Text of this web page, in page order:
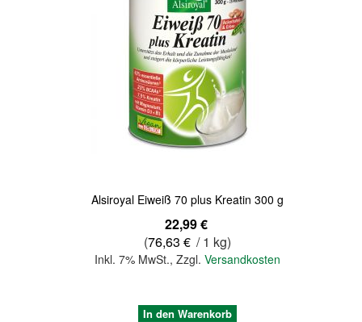
Alsiroyal Eiweiß 70 plus Kreatin 300 g
22,99 €
(76,63 € / 1 kg)
Inkl. 7% MwSt.,Zzgl.Versandkosten
In den Warenkorb